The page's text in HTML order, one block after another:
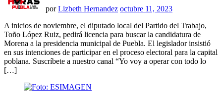
por Lizbeth Hernandez octubre 11, 2023
A inicios de noviembre, el diputado local del Partido del Trabajo,
Toño López Ruiz, pedirá licencia para buscar la candidatura de
Morena a la presidencia municipal de Puebla. El legislador insistió
en sus intenciones de participar en el proceso electoral para la capital
poblana. Suscríbete a nuestro canal “Yo voy a operar con todo lo
[…]